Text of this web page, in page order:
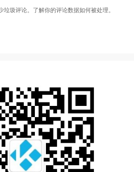
圾评论。 了解你的评论数据如何被处理。